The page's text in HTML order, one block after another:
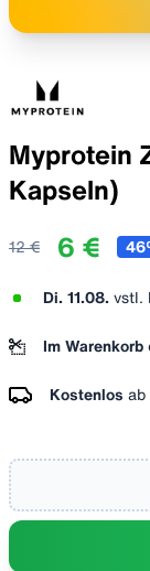
Myprotein
Kapseln)
12 € 6 € 46
Di. 11.08. vstl.
Im Warenkorb
Kostenlos ab